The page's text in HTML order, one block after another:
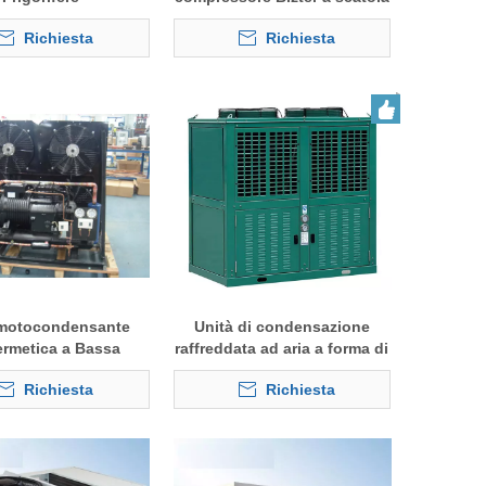
Richiesta
semichiusa
Richiesta
a Bassa
per Celle
Frigorifere
Richiesta
Unità di condensazione
raffreddata ad aria a forma di
V R404A/R22 a forma di
scatola utilizzata per celle
frigorifere
Richiesta